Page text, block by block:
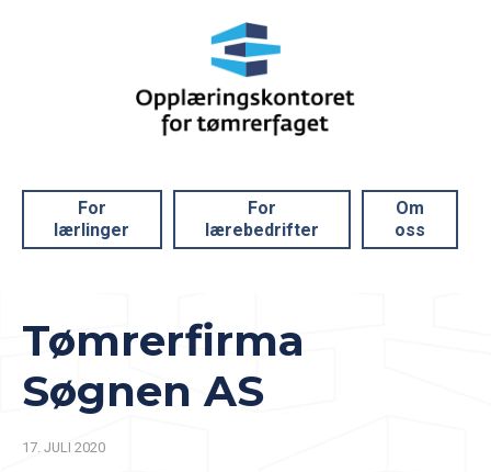
For
lærlinger
For
lærebedrifter
Om
oss
Tømrerfirma
Søgnen AS
17. JULI 2020